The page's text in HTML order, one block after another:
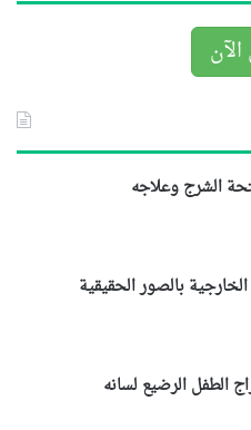
الشرج وعلاجه
بالصور الحقيقية